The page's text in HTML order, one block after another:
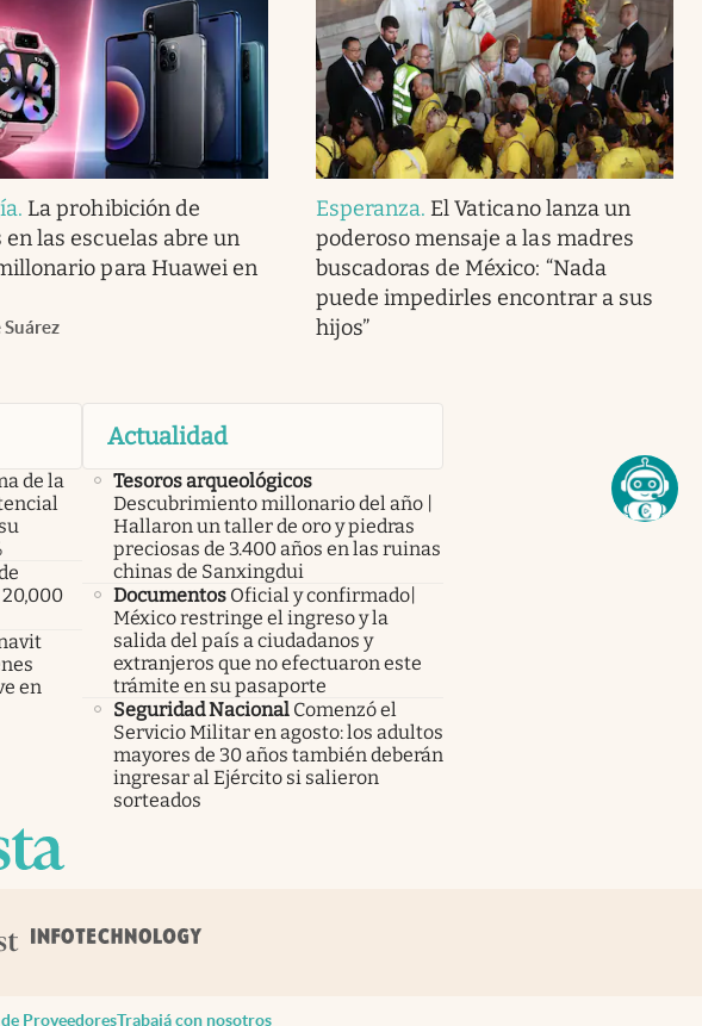
. La prohibición de
las escuelas abre un
para Huawei en
Esperanza. El Vaticano lanza un
poderoso mensaje a las madres
buscadoras de México: “Nada
puede impedirles encontrar a sus
hijos”
de la
en
Actualidad
Tesoros arqueológicos
Descubrimiento millonario del año |
Hallaron un taller de oro y piedras
preciosas de 3.400 años en las ruinas
chinas de Sanxingdui
Documentos Oficial y confirmado|
México restringe el ingreso y la
salida del país a ciudadanos y
extranjeros que no efectuaron este
trámite en su pasaporte
Seguridad Nacional Comenzó el
Servicio Militar en agosto: los adultos
mayores de 30 años también deberán
ingresar al Ejército si salieron
sorteados
ProveedoresTrabajá con nosotros